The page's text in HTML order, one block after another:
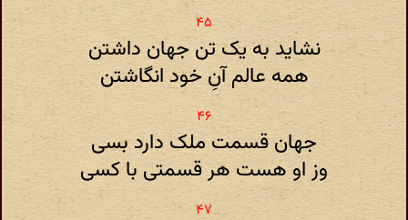
نشاید به یک تن جهان داشتن
همه عالم آنِ خود انگاشتن
جهان قسمت ملک دارد بسی
وز او هست هر قسمتی با کسی